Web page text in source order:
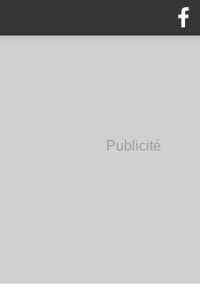
Publicité